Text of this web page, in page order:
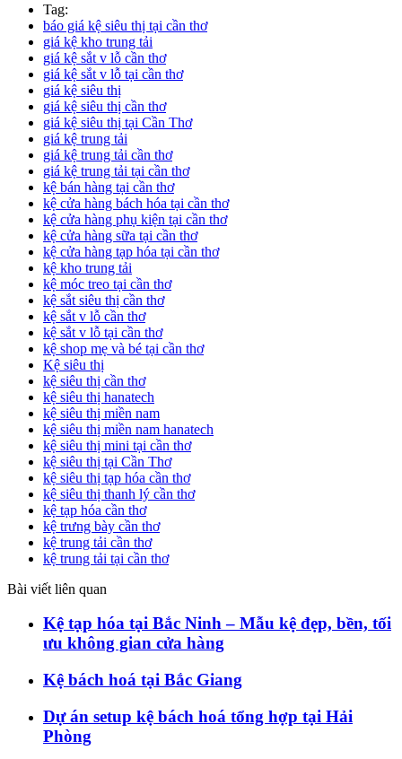
Tag:
báo giá kệ siêu thị tại cần thơ
giá kệ kho trung tải
giá kệ sắt v lỗ cần thơ
giá kệ sắt v lỗ tại cần thơ
giá kệ siêu thị
giá kệ siêu thị cần thơ
giá kệ siêu thị tại Cần Thơ
giá kệ trung tải
giá kệ trung tải cần thơ
giá kệ trung tải tại cần thơ
kệ bán hàng tại cần thơ
kệ cửa hàng bách hóa tại cần thơ
kệ cửa hàng phụ kiện tại cần thơ
kệ cửa hàng sữa tại cần thơ
kệ cửa hàng tạp hóa tại cần thơ
kệ kho trung tải
kệ móc treo tại cần thơ
kệ sắt siêu thị cần thơ
kệ sắt v lỗ cần thơ
kệ sắt v lỗ tại cần thơ
kệ shop mẹ và bé tại cần thơ
Kệ siêu thị
kệ siêu thị cần thơ
kệ siêu thị hanatech
kệ siêu thị miền nam
kệ siêu thị miền nam hanatech
kệ siêu thị mini tại cần thơ
kệ siêu thị tại Cần Thơ
kệ siêu thị tạp hóa cần thơ
kệ siêu thị thanh lý cần thơ
kệ tạp hóa cần thơ
kệ trưng bày cần thơ
kệ trung tải cần thơ
kệ trung tải tại cần thơ
Bài viết liên quan
Kệ tạp hóa tại Bắc Ninh – Mẫu kệ đẹp, bền, tối
ưu không gian cửa hàng
Kệ bách hoá tại Bắc Giang
Dự án setup kệ bách hoá tổng hợp tại Hải
Phòng